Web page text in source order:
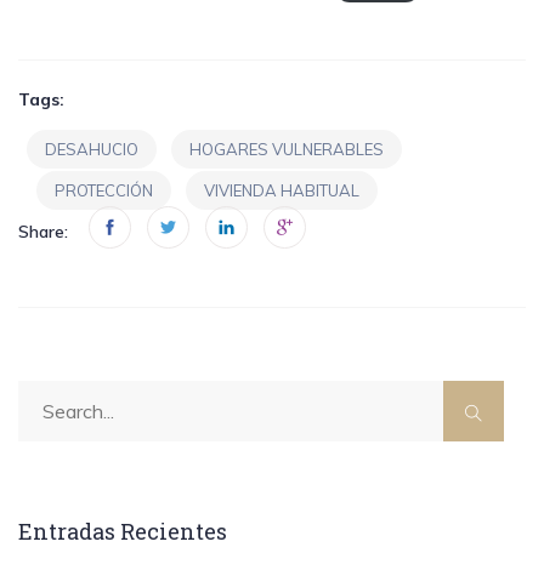
Tags:
DESAHUCIO HOGARES VULNERABLES
PROTECCIÓN VIVIENDA HABITUAL
Share:
Entradas Recientes